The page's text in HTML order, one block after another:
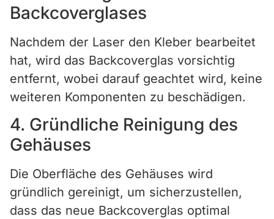
Backcoverglases
Nachdem der Laser den Kleber bearbeitet
hat, wird das Backcoverglas vorsichtig
entfernt, wobei darauf geachtet wird, keine
weiteren Komponenten zu beschädigen.
4. Gründliche Reinigung des
Gehäuses
Die Oberfläche des Gehäuses wird
gründlich gereinigt, um sicherzustellen,
dass das neue Backcoverglas optimal